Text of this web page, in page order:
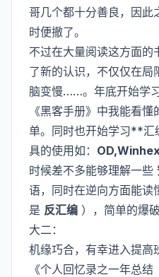
哥几个都十分善良，因此
时便撤了。
不过在大量阅读这方面的
了新的认识，不仅仅在局
脑变慢……。年底开始学
《黑客手册》中我能看
单。同时也开始学习**
具的使用如：
时候差不多能够理解一些
语，同时在逆向方面能读
是 反汇编 ），简单的爆破
大二：
机缘巧合，有幸进入提高
《个人回忆录之一年总